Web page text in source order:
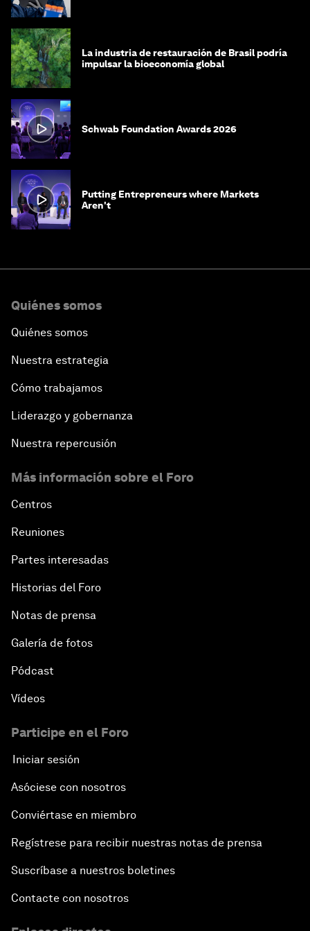
La industria de restauración de Brasil podría
impulsar la bioeconomía global
Schwab Foundation Awards 2026
Putting Entrepreneurs where Markets
Aren't
Quiénes somos
Quiénes somos
Nuestra estrategia
Cómo trabajamos
Liderazgo y gobernanza
Nuestra repercusión
Más información sobre el Foro
Centros
Reuniones
Partes interesadas
Historias del Foro
Notas de prensa
Galería de fotos
Pódcast
Vídeos
Participe en el Foro
Iniciar sesión
Asóciese con nosotros
Conviértase en miembro
Regístrese para recibir nuestras notas de prensa
Suscríbase a nuestros boletines
Contacte con nosotros